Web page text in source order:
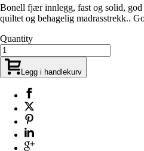
Bonell fjær innlegg, fast og solid, god
quiltet og behagelig madrasstrekk..
Quantity
Legg i handlekurv